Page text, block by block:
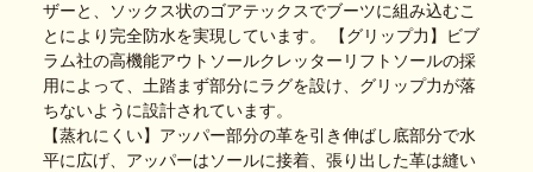
ザーと、ソックス状のゴアテックスでブーツに組み込むこ
とにより完全防水を実現しています。 【グリップ力】ビブ
ラム社の高機能アウトソールクレッターリフトソールの採
用によって、土踏まず部分にラグを設け、グリップ力が落
ちないように設計されています。
【蒸れにくい】アッパー部分の革を引き伸ばし底部分で水
平に広げ、アッパーはソールに接着、張り出した革は縫い